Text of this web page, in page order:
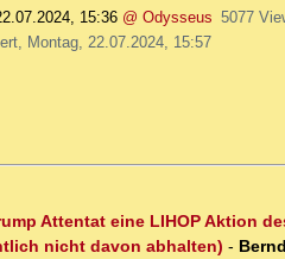
15:36 @ Odysseus 5077
Montag, 22.07.2024, 15:57
Attentat eine LIHOP Aktion
nicht davon abhalten) -